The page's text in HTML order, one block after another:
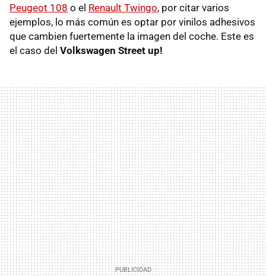
Peugeot 108 o el Renault Twingo, por citar varios
ejemplos, lo más común es optar por vinilos adhesivos
que cambien fuertemente la imagen del coche. Este es
el caso del Volkswagen Street up!